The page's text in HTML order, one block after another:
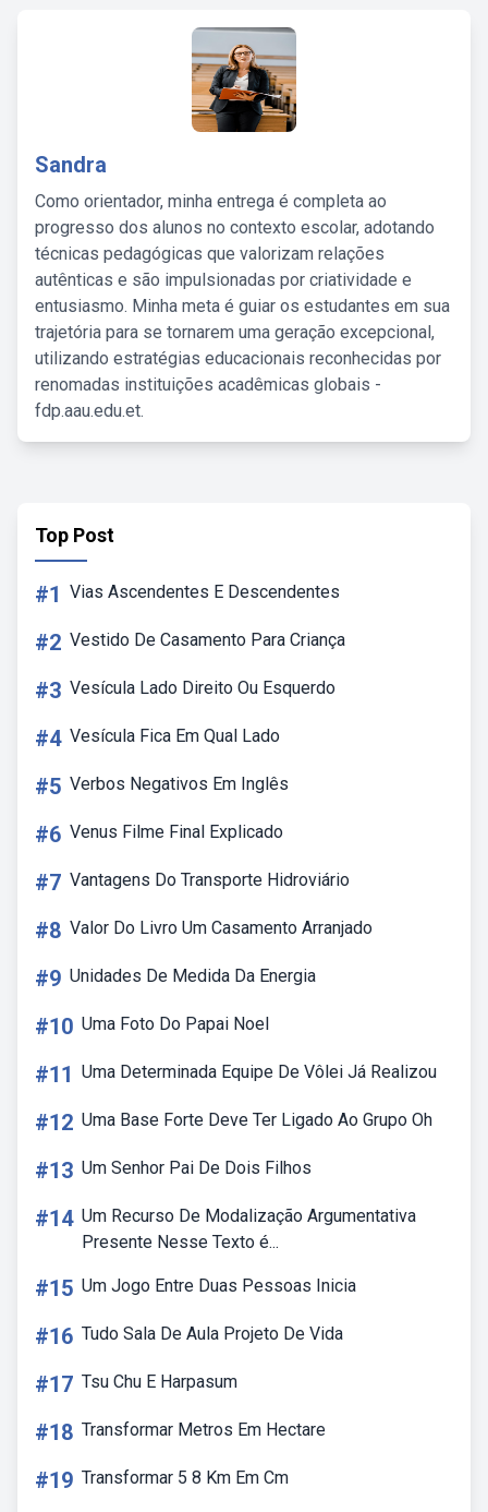
Sandra
Como orientador, minha entrega é completa ao
progresso dos alunos no contexto escolar, adotando
técnicas pedagógicas que valorizam relações
autênticas e são impulsionadas por criatividade e
entusiasmo. Minha meta é guiar os estudantes em sua
trajetória para se tornarem uma geração excepcional,
utilizando estratégias educacionais reconhecidas por
renomadas instituições acadêmicas globais -
fdp.aau.edu.et.
Top Post
#1 Vias Ascendentes E Descendentes
#2 Vestido De Casamento Para Criança
#3 Vesícula Lado Direito Ou Esquerdo
#4 Vesícula Fica Em Qual Lado
#5 Verbos Negativos Em Inglês
#6 Venus Filme Final Explicado
#7 Vantagens Do Transporte Hidroviário
#8 Valor Do Livro Um Casamento Arranjado
#9 Unidades De Medida Da Energia
#10 Uma Foto Do Papai Noel
#11 Uma Determinada Equipe De Vôlei Já Realizou
#12 Uma Base Forte Deve Ter Ligado Ao Grupo Oh
#13 Um Senhor Pai De Dois Filhos
#14 Um Recurso De Modalização Argumentativa
Presente Nesse Texto é...
#15 Um Jogo Entre Duas Pessoas Inicia
#16 Tudo Sala De Aula Projeto De Vida
#17 Tsu Chu E Harpasum
#18 Transformar Metros Em Hectare
#19 Transformar 5 8 Km Em Cm